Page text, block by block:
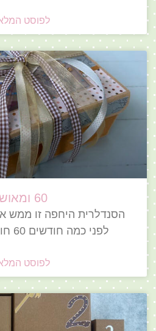
לפוסט
60 ומאושר
הסנדלרית היחפה זו ממש
לפני כמה חודשים 60 חורפים. לא יודעת
לפוסט